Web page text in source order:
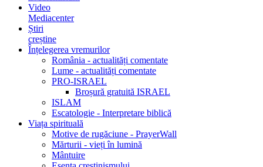
Video
Mediacenter
Știri
creștine
Înțelegerea vremurilor
România - actualități comentate
Lume - actualități comentate
PRO-ISRAEL
Broșură gratuită ISRAEL
ISLAM
Escatologie - Interpretare biblică
Viața spirituală
Motive de rugăciune - PrayerWall
Mărturii - vieți în lumină
Mântuire